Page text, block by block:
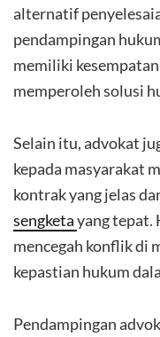
alternatif
pendampingan
memiliki
memperoleh solusi
Selain itu, advokat
kepada masyarakat
kontrak yang jelas
sengketayang tepat.
mencegah konflik di
kepastian hukum
Pendampingan